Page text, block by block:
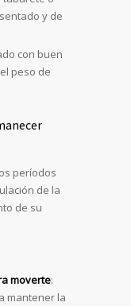
y de
con buen
peso de
períodos
de la
de su
moverte:
mantener la